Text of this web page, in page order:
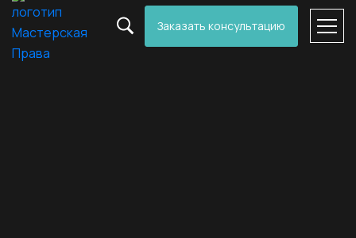
Заказать консультацию